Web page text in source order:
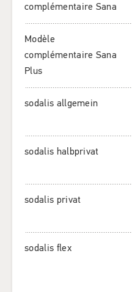
complémentaire Sana
Modèle
complémentaire Sana
Plus
sodalis allgemein
sodalis halbprivat
sodalis privat
sodalis flex